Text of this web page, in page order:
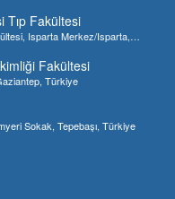
Tıp Fakültesi
Isparta Merkez/Isparta,
Fakültesi
Türkiye
Sokak, Tepebaşı, Türkiye